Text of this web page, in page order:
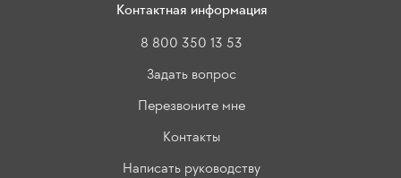
Контактная информация
8 800 350 13 53
Задать вопрос
Перезвоните мне
Контакты
Написать руководству